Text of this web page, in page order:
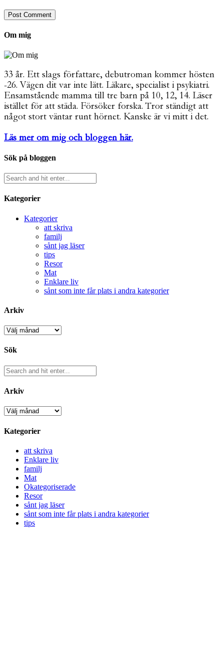
Om mig
33 år. Ett slags författare, debutroman kommer hösten
-26. Vägen dit var inte lätt. Läkare, specialist i psykiatri.
Ensamstående mamma till tre barn på 10, 12, 14. Läser
istället för att städa. Försöker forska. Tror ständigt att
något stort väntar runt hörnet. Kanske är vi mitt i det.
Läs mer om mig och bloggen här.
Sök på bloggen
Kategorier
Kategorier
att skriva
familj
sånt jag läser
tips
Resor
Mat
Enklare liv
sånt som inte får plats i andra kategorier
Arkiv
Arkiv
Sök
Arkiv
Arkiv
Kategorier
att skriva
Enklare liv
familj
Mat
Okategoriserade
Resor
sånt jag läser
sånt som inte får plats i andra kategorier
tips